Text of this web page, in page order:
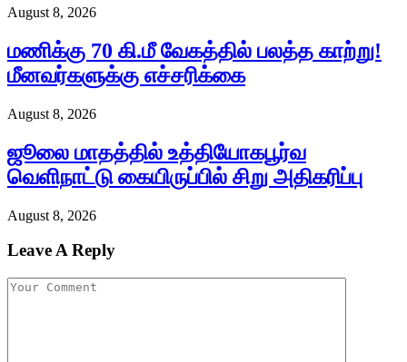
August 8, 2026
மணிக்கு 70 கி.மீ வேகத்தில் பலத்த காற்று!
மீனவர்களுக்கு எச்சரிக்கை
August 8, 2026
ஜூலை மாதத்தில் உத்தியோகபூர்வ
வெளிநாட்டு கையிருப்பில் சிறு அதிகரிப்பு
August 8, 2026
Leave A Reply